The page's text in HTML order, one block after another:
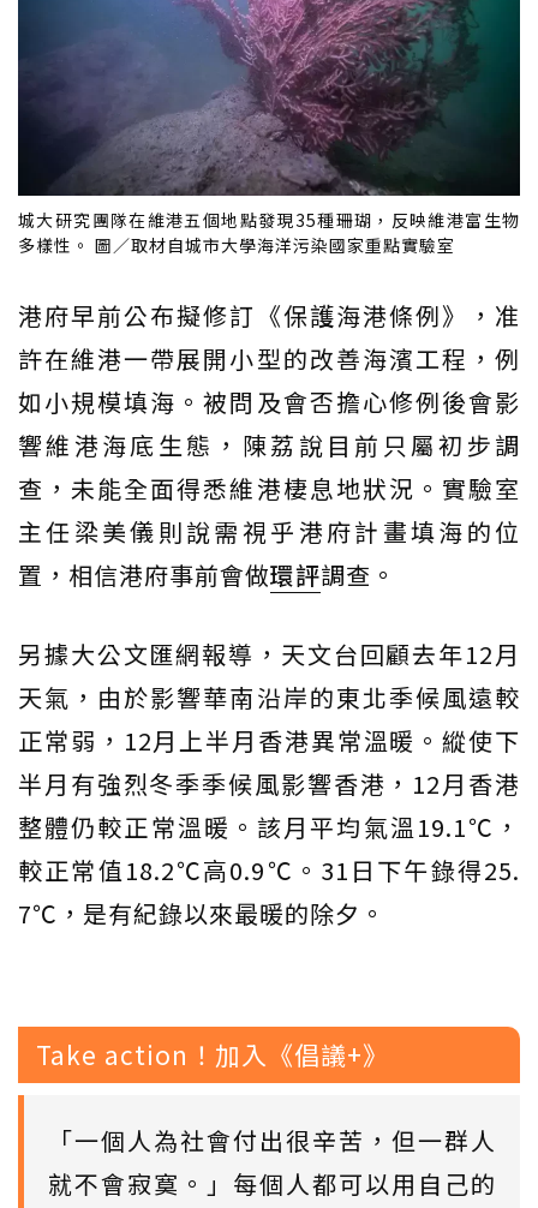
城大研究團隊在維港五個地點發現35種珊瑚，反映維港富生物
多樣性。 圖／取材自城市大學海洋污染國家重點實驗室
港府早前公布擬修訂《保護海港條例》，准
許在維港一帶展開小型的改善海濱工程，例
如小規模填海。被問及會否擔心修例後會影
響維港海底生態，陳荔說目前只屬初步調
查，未能全面得悉維港棲息地狀況。實驗室
主任梁美儀則說需視乎港府計畫填海的位
置，相信港府事前會做環評調查。
另據大公文匯網報導，天文台回顧去年12月
天氣，由於影響華南沿岸的東北季候風遠較
正常弱，12月上半月香港異常溫暖。縱使下
半月有強烈冬季季候風影響香港，12月香港
整體仍較正常溫暖。該月平均氣溫19.1℃，
較正常值18.2℃高0.9℃。31日下午錄得25.
7℃，是有紀錄以來最暖的除夕。
Take action！加入《倡議+》
「一個人為社會付出很辛苦，但一群人
就不會寂寞。」每個人都可以用自己的